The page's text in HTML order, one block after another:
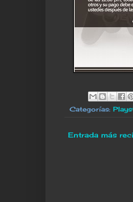
Categorías:
Entrada más